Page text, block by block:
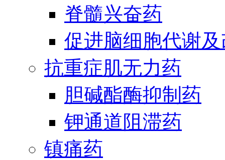
脊髓兴奋药
促进脑细胞代谢
抗重症肌无力药
胆碱酯酶抑制药
钾通道阻滞药
镇痛药